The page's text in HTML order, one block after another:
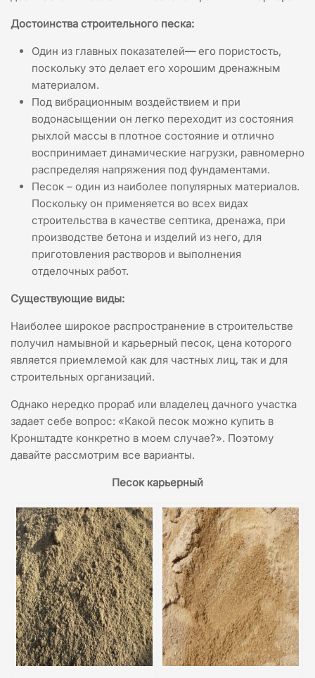
Достоинства строительного песка:
Один из главных показателей—его пористость,
поскольку это делает его хорошим дренажным
материалом.
Под вибрационным воздействием и при
водонасыщении он легко переходит из состояния
рыхлой массы в плотное состояние и отлично
воспринимает динамические нагрузки, равномерно
распределяя напряжения под фундаментами.
Песок – один из наиболее популярных материалов.
Поскольку он применяется во всех видах
строительства в качестве септика, дренажа, при
производстве бетона и изделий из него, для
приготовления растворов и выполнения
отделочных работ.
Существующие виды:
Наиболее широкое распространение в строительстве
получил намывной и карьерный песок, цена которого
является приемлемой как для частных лиц, так и для
строительных организаций.
Однако нередко прораб или владелец дачного участка
задает себе вопрос: «Какой песок можно купить в
Кронштадте конкретно в моем случае?». Поэтому
давайте рассмотрим все варианты.
Песок карьерный